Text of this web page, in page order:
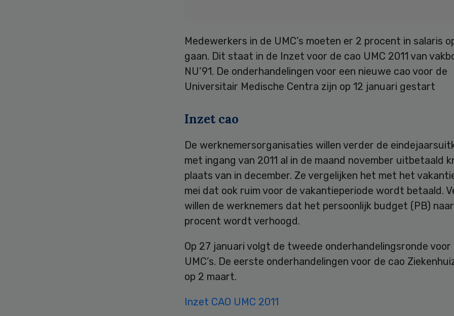
Medewerkers in de UMC’s moeten er 2 procent in salaris
gaan. Dit staat in de Inzet voor de cao UMC 2011 van
NU’91. De onderhandelingen voor een nieuwe cao voor de
Universitair Medische Centra zijn op 12 januari gestart
Inzet cao
De werknemersorganisaties willen verder de
met ingang van 2011 al in de maand november uitbetaald
plaats van in december. Ze vergelijken het met het
mei dat ook ruim voor de vakantieperiode wordt betaald.
willen de werknemers dat het persoonlijk budget (PB) naar
procent wordt verhoogd.
Op 27 januari volgt de tweede onderhandelingsronde voor
UMC’s. De eerste onderhandelingen voor de cao
op 2 maart.
Inzet CAO UMC 2011